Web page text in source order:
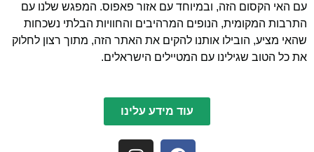
עם האי הקסום הזה, ובמיוחד עם אזור פאפוס. המפגש שלנו עם
התרבות המקומית, הנופים המרהיבים והחוויות הבלתי נשכחות
שהאי מציע, הובילו אותנו להקים את האתר הזה, מתוך רצון לחלוק
את כל הטוב שגילינו עם המטיילים הישראלים.
עוד מידע עלינו